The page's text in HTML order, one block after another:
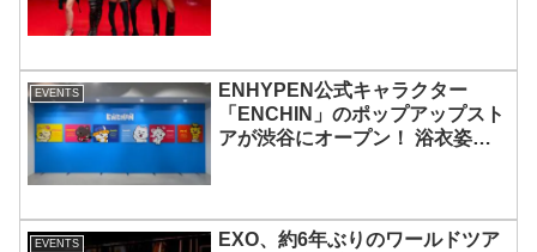
EVENTS
ENHYPEN公式キャラクター
「ENCHIN」のポップアップスト
アが渋谷にオープン！ 浴衣姿の
EVENTS
EXO、約6年ぶりのワールドツア